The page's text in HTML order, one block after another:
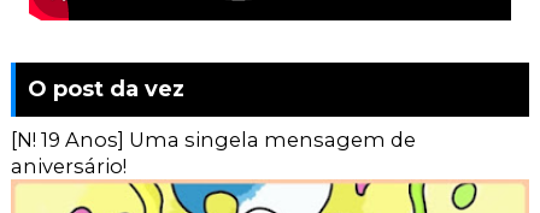
O post da vez
[N! 19 Anos] Uma singela mensagem de
aniversário!